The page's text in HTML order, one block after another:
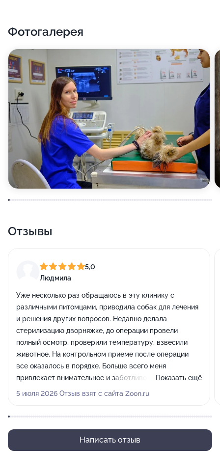
Фотогалерея
Отзывы
5,0
Людмила
Уже несколько раз обращаюсь в эту клинику с
различными питомцами, приводила собак для лечения
и решения других вопросов. Недавно делала
стерилизацию дворняжке, до операции провели
полный осмотр, проверили температуру, взвесили
животное. На контрольном приеме после операции
все оказалось в порядке. Больше всего меня
привлекает внимательное и заботливое отношение к
животным.
Показать ещё
5 июля 2026 Отзыв взят с сайта Zoon.ru
Написать отзыв